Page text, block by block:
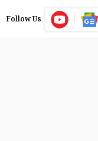
Follow Us